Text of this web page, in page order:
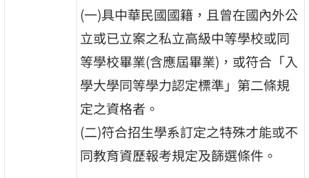
(一)具中華民國國籍，且曾在國內外公
立或已立案之私立高級中等學校或同
等學校畢業(含應屆畢業)，或符合「入
學大學同等學力認定標準」第二條規
定之資格者。
(二)符合招生學系訂定之特殊才能或不
同教育資歷報考規定及篩選條件。